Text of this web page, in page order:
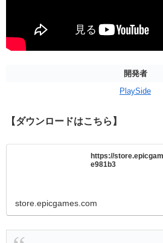
開発者
PlaySide
【ダウンロードはこちら】
https://
e981b3
store.epicgames.com